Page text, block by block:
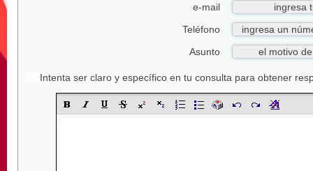
e-mail
Teléfono
Asunto
Intenta ser claro y específico en tu consulta para obtener